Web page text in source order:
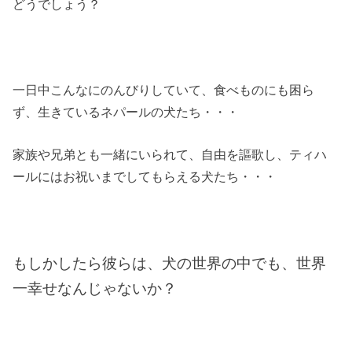
どうでしょう？
一日中こんなにのんびりしていて、食べものにも困ら
ず、生きているネパールの犬たち・・・
家族や兄弟とも一緒にいられて、自由を謳歌し、ティハ
ールにはお祝いまでしてもらえる犬たち・・・
もしかしたら彼らは、犬の世界の中でも、世界
一幸せなんじゃないか？